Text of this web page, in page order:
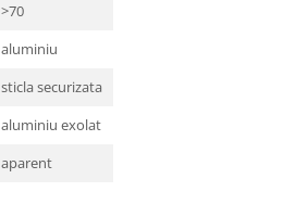
>70
aluminiu
sticla securizata
aluminiu exolat
aparent